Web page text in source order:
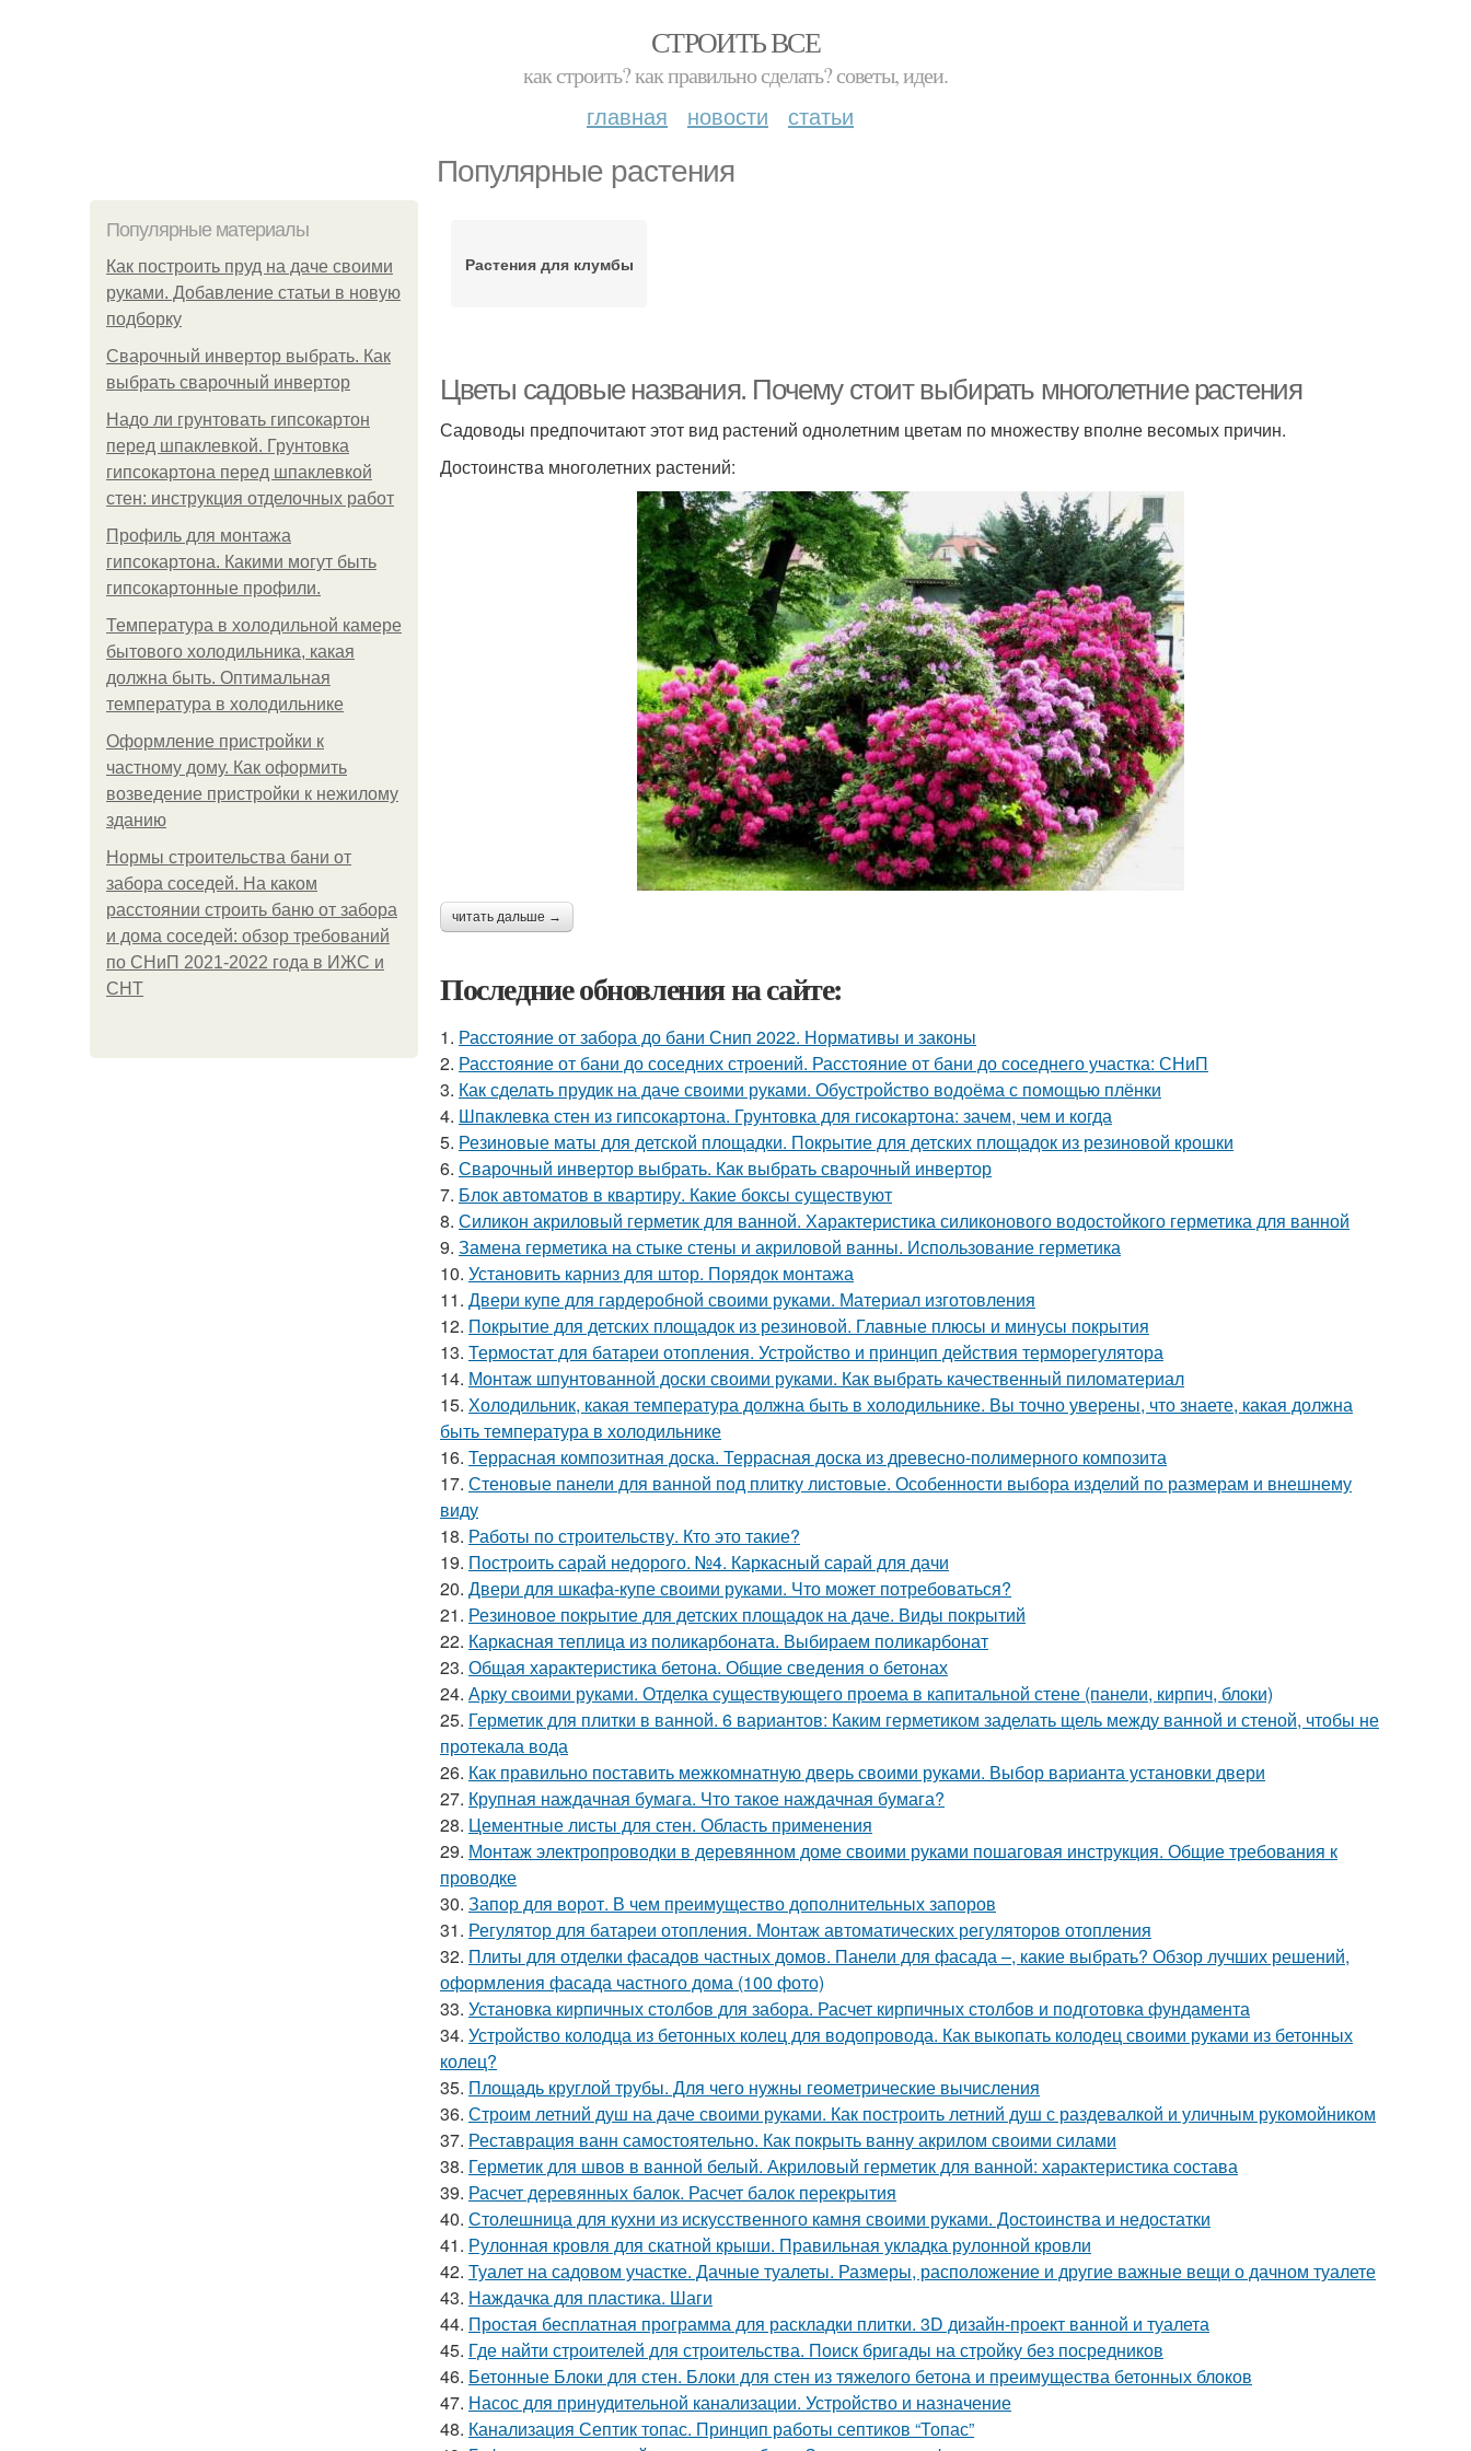
СТРОИТЬ ВСЕ
как строить? как правильно сделать? советы, идеи.
главная новости статьи
Популярные растения
Популярные материалы
Как построить пруд на даче своими
руками. Добавление статьи в новую
подборку
Сварочный инвертор выбрать. Как
выбрать сварочный инвертор
Надо ли грунтовать гипсокартон
перед шпаклевкой. Грунтовка
гипсокартона перед шпаклевкой
стен: инструкция отделочных работ
Профиль для монтажа
гипсокартона. Какими могут быть
гипсокартонные профили.
Температура в холодильной камере
бытового холодильника, какая
должна быть. Оптимальная
температура в холодильнике
Оформление пристройки к
частному дому. Как оформить
возведение пристройки к нежилому
зданию
Нормы строительства бани от
забора соседей. На каком
расстоянии строить баню от забора
и дома соседей: обзор требований
по СНиП 2021-2022 года в ИЖС и
СНТ
Растения для клумбы
Цветы садовые названия. Почему стоит выбирать многолетние растения
Садоводы предпочитают этот вид растений однолетним цветам по множеству вполне весомых причин.
Достоинства многолетних растений:
читать дальше →
Последние обновления на сайте:
1. Расстояние от забора до бани Снип 2022. Нормативы и законы
2. Расстояние от бани до соседних строений. Расстояние от бани до соседнего участка: СНиП
3. Как сделать прудик на даче своими руками. Обустройство водоёма с помощью плёнки
4. Шпаклевка стен из гипсокартона. Грунтовка для гисокартона: зачем, чем и когда
5. Резиновые маты для детской площадки. Покрытие для детских площадок из резиновой крошки
6. Сварочный инвертор выбрать. Как выбрать сварочный инвертор
7. Блок автоматов в квартиру. Какие боксы существуют
8. Силикон акриловый герметик для ванной. Характеристика силиконового водостойкого герметика для ванной
9. Замена герметика на стыке стены и акриловой ванны. Использование герметика
10. Установить карниз для штор. Порядок монтажа
11. Двери купе для гардеробной своими руками. Материал изготовления
12. Покрытие для детских площадок из резиновой. Главные плюсы и минусы покрытия
13. Термостат для батареи отопления. Устройство и принцип действия терморегулятора
14. Монтаж шпунтованной доски своими руками. Как выбрать качественный пиломатериал
15. Холодильник, какая температура должна быть в холодильнике. Вы точно уверены, что знаете, какая должна
быть температура в холодильнике
16. Террасная композитная доска. Террасная доска из древесно-полимерного композита
17. Стеновые панели для ванной под плитку листовые. Особенности выбора изделий по размерам и внешнему
виду
18. Работы по строительству. Кто это такие?
19. Построить сарай недорого. №4. Каркасный сарай для дачи
20. Двери для шкафа-купе своими руками. Что может потребоваться?
21. Резиновое покрытие для детских площадок на даче. Виды покрытий
22. Каркасная теплица из поликарбоната. Выбираем поликарбонат
23. Общая характеристика бетона. Общие сведения о бетонах
24. Арку своими руками. Отделка существующего проема в капитальной стене (панели, кирпич, блоки)
25. Герметик для плитки в ванной. 6 вариантов: Каким герметиком заделать щель между ванной и стеной, чтобы не
протекала вода
26. Как правильно поставить межкомнатную дверь своими руками. Выбор варианта установки двери
27. Крупная наждачная бумага. Что такое наждачная бумага?
28. Цементные листы для стен. Область применения
29. Монтаж электропроводки в деревянном доме своими руками пошаговая инструкция. Общие требования к
проводке
30. Запор для ворот. В чем преимущество дополнительных запоров
31. Регулятор для батареи отопления. Монтаж автоматических регуляторов отопления
32. Плиты для отделки фасадов частных домов. Панели для фасада –, какие выбрать? Обзор лучших решений,
оформления фасада частного дома (100 фото)
33. Установка кирпичных столбов для забора. Расчет кирпичных столбов и подготовка фундамента
34. Устройство колодца из бетонных колец для водопровода. Как выкопать колодец своими руками из бетонных
колец?
35. Площадь круглой трубы. Для чего нужны геометрические вычисления
36. Строим летний душ на даче своими руками. Как построить летний душ с раздевалкой и уличным рукомойником
37. Реставрация ванн самостоятельно. Как покрыть ванну акрилом своими силами
38. Герметик для швов в ванной белый. Акриловый герметик для ванной: характеристика состава
39. Расчет деревянных балок. Расчет балок перекрытия
40. Столешница для кухни из искусственного камня своими руками. Достоинства и недостатки
41. Рулонная кровля для скатной крыши. Правильная укладка рулонной кровли
42. Туалет на садовом участке. Дачные туалеты. Размеры, расположение и другие важные вещи о дачном туалете
43. Наждачка для пластика. Шаги
44. Простая бесплатная программа для раскладки плитки. 3D дизайн-проект ванной и туалета
45. Где найти строителей для строительства. Поиск бригады на стройку без посредников
46. Бетонные Блоки для стен. Блоки для стен из тяжелого бетона и преимущества бетонных блоков
47. Насос для принудительной канализации. Устройство и назначение
48. Канализация Септик топас. Принцип работы септиков “Топас”